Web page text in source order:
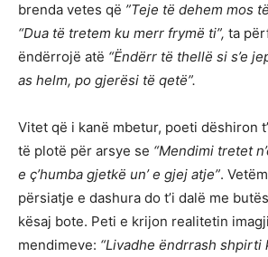
brenda vetes që ”Teje të dehem mos
“Dua të tretem ku merr frymë ti”, ta
ëndërrojë atë “Ëndërr të thellë si s’e
as helm, po gjerësi të qetë”.
Vitet që i kanë mbetur, poeti dëshiron
të plotë për arsye se “Mendimi tretet
e ç’humba gjetkë un’ e gjej atje”.
përsiatje e dashura do t’i dalë me
kësaj bote. Peti e krijon realitetin
mendimeve: “Livadhe ëndrrash shpirti